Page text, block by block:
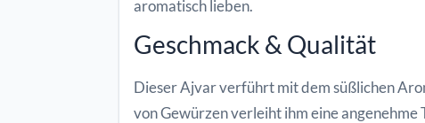
aromatisch lieben.
Geschmack & Qualität
Dieser Ajvar verführt mit dem süßlichen
von Gewürzen verleiht ihm eine